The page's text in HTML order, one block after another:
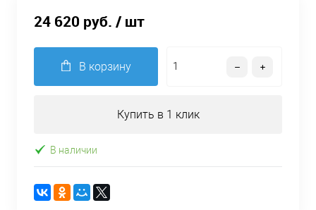
24 620 руб. / шт
В корзину
Купить в 1 клик
В наличии